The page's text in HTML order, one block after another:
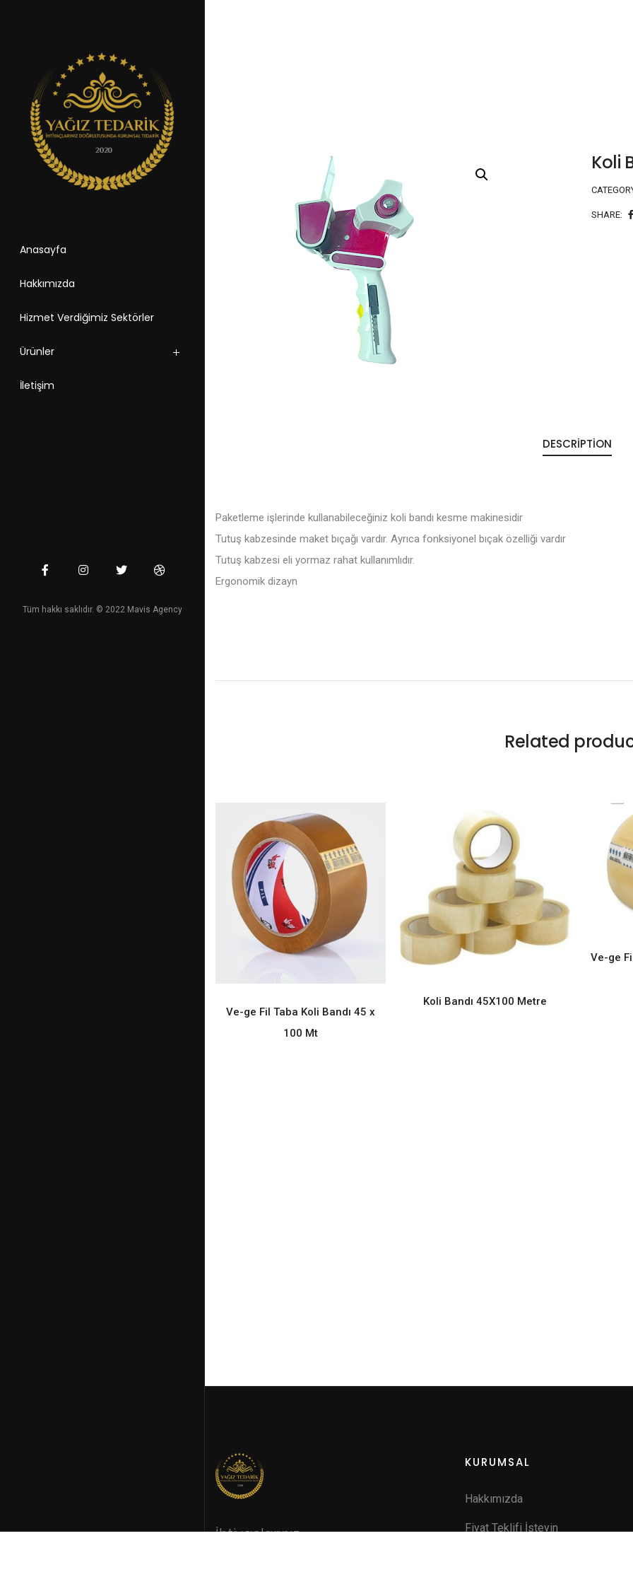
Anasayfa
Hakkımızda
Hizmet Verdiğimiz Sektörler
Ürünler
İletişim
Tüm hakkı saklıdır. © 2022 Mavis Agency
Koli
SHARE:
DESCRIPTION
Paketleme işlerinde kullanabileceğiniz koli bandı kesme makinesidir
Tutuş kabzesinde maket bıçağı vardır. Ayrıca fonksiyonel bıçak özelliği vardır
Tutuş kabzesi eli yormaz rahat kullanımlıdır.
Ergonomik dizayn
Related
Ve-ge Fil Taba Koli Bandı 45 x
100 Mt
READ MORE
Koli Bandı 45X100 Metre
Ve-ge
İhtiyaçlarınız
KURUMSAL
Hakkımızda
Fiyat Teklifi İsteyin